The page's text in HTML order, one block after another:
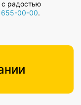
радостью
655-00-00.